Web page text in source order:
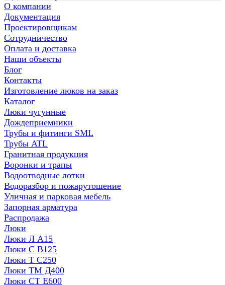
О компании
Документация
Проектировщикам
Сотрудничество
Оплата и доставка
Наши объекты
Блог
Контакты
Изготовление люков на заказ
Каталог
Люки чугунные
Дождеприемники
Трубы и фитинги SML
Трубы ATL
Гранитная продукция
Воронки и трапы
Водоотводные лотки
Водоразбор и пожарутошение
Уличная и парковая мебель
Запорная арматура
Распродажа
Люки
Люки Л А15
Люки С В125
Люки Т С250
Люки ТМ Д400
Люки СТ Е600